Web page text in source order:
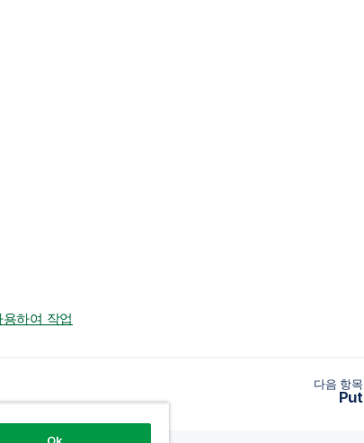
하여 작업
다음 항목
Put